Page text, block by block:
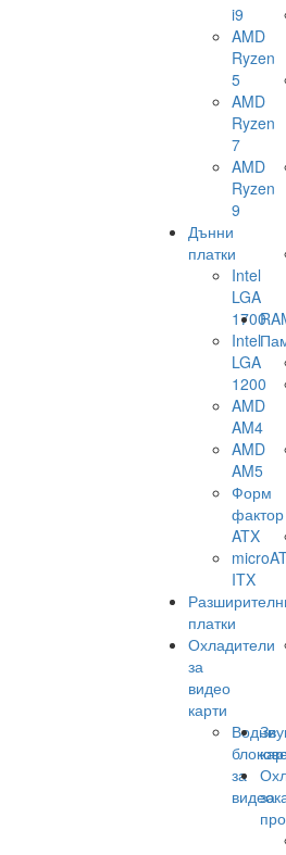
i9
AMD
Ryzen
5
AMD
Ryzen
7
AMD
Ryzen
9
Дънни
платки
Intel
LGA
1700
Intel
LGA
1200
AMD
AM4
AMD
AM5
Форм
фактор
ATX
ITX
платки
Охладители
за
видео
карти
Водни
за
за